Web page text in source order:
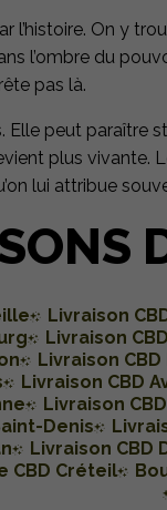
l’histoire. On y
l’ombre du
pas là.
peut paraître
plus vivante.
lui attribue
Livraison
Livraison
Livraison
Livraison CBD
Livraison
Denis
Livraison CBD
CBD Créteil